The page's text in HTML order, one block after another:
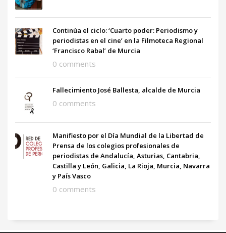
Continúa el ciclo: ‘Cuarto poder: Periodismo y
periodistas en el cine’ en la Filmoteca Regional
‘Francisco Rabal’ de Murcia
0 comments
Fallecimiento José Ballesta, alcalde de Murcia
0 comments
Manifiesto por el Día Mundial de la Libertad de
Prensa de los colegios profesionales de
periodistas de Andalucía, Asturias, Cantabria,
Castilla y León, Galicia, La Rioja, Murcia, Navarra
y País Vasco
0 comments